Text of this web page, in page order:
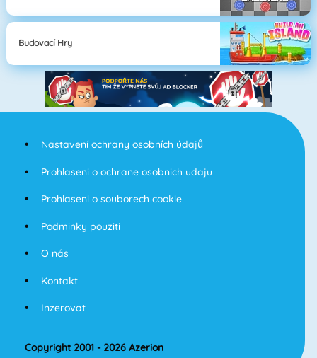
Budovací Hry
Nastavení ochrany osobních údajů
Prohlaseni o ochrane osobnich udaju
Prohlaseni o souborech cookie
Podminky pouziti
O nás
Kontakt
Inzerovat
Copyright 2001 - 2026 Azerion